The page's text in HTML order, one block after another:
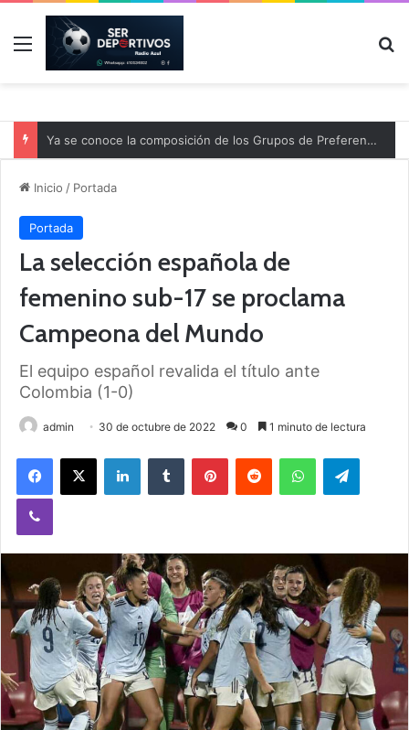
Menú
Ya se conoce la composición de los Grupos de Preferente y el calendario
Inicio / Portada
Portada
La selección española de
femenino sub-17 se proclama
Campeona del Mundo
El equipo español revalida el título ante
Colombia (1-0)
admin 30 de octubre de 2022 0 1 minuto de lectura